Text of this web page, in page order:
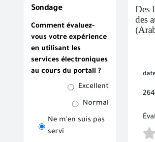
Sondage
Comment évaluez-
vous votre expérience
en utilisant les
services électroniques
au cours du portail ?
Excellent
Normal
Ne m'en suis pas
servi
Des
des